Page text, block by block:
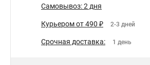
Самовывоз: 2 дня
Курьером от 490 ₽ 2-3 дней
Срочная доставка: 1 день